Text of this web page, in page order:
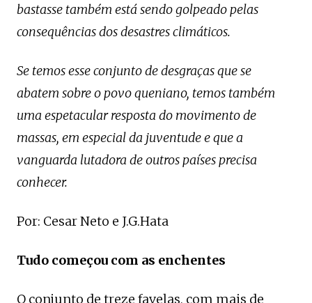
bastasse também está sendo golpeado pelas
consequências dos desastres climáticos.
Se temos esse conjunto de desgraças que se
abatem sobre o povo queniano, temos também
uma espetacular resposta do movimento de
massas, em especial da juventude e que a
vanguarda lutadora de outros países precisa
conhecer.
Por: Cesar Neto e J.G.Hata
Tudo começou com as enchentes
O conjunto de treze favelas, com mais de